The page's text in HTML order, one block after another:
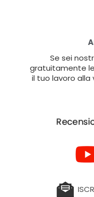
Se sei
gratuitamente
il tuo lavoro